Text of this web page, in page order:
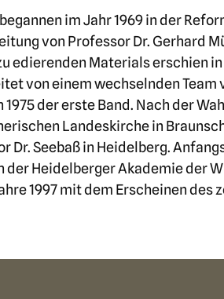
im Jahr 1969 in der
von Professor Dr. Gerhard
edierenden Materials erschien
von einem wechselnden Team
der erste Band. Nach der
Landeskirche in
Dr. Seebaß in Heidelberg.
der Heidelberger Akademie der
1997 mit dem Erscheinen des